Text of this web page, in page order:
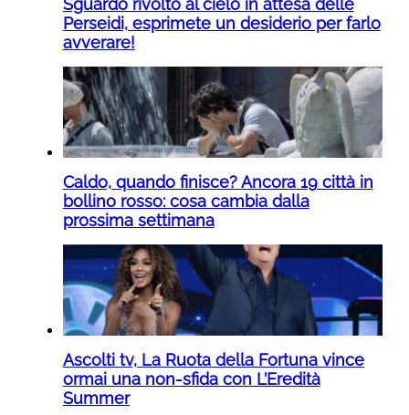
Sguardo rivolto al cielo in attesa delle
Perseidi, esprimete un desiderio per farlo
avverare!
Caldo, quando finisce? Ancora 19 città in
bollino rosso: cosa cambia dalla
prossima settimana
Ascolti tv, La Ruota della Fortuna vince
ormai una non-sfida con L’Eredità
Summer